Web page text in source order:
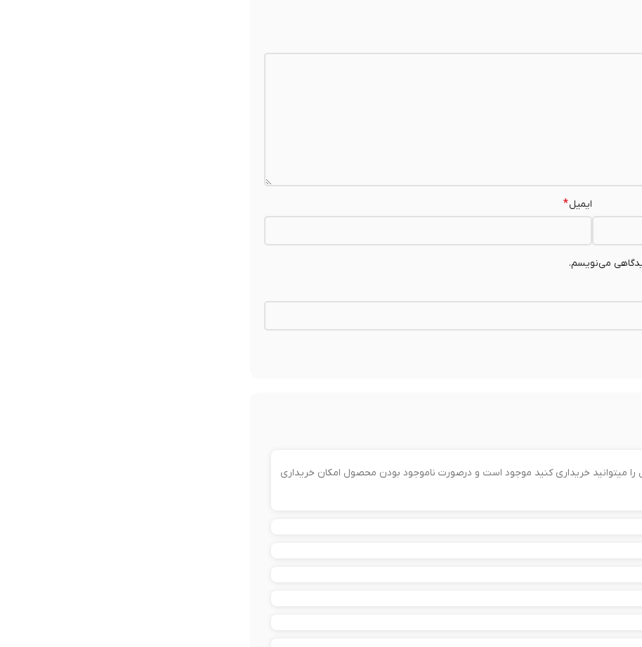
ایمیل*
می‌نویسم.
میتوانید خریداری کنید موجود است و درصورت ناموجود بودن محصول امکان خریداری